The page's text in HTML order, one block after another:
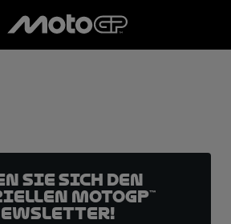
Sie sich den
MotoGP™